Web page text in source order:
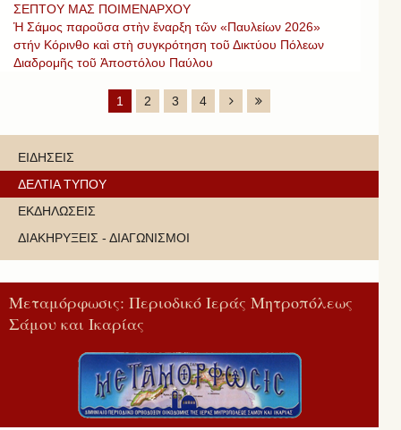
ΣΕΠΤΟΥ ΜΑΣ ΠΟΙΜΕΝΑΡΧΟΥ
Ἡ Σάμος παροῦσα στὴν ἔναρξη τῶν «Παυλείων 2026»
στήν Κόρινθο καὶ στὴ συγκρότηση τοῦ Δικτύου Πόλεων
Διαδρομῆς τοῦ Ἀποστόλου Παύλου
1 2 3 4
ΕΙΔΗΣΕΙΣ
ΔΕΛΤΙΑ ΤΥΠΟΥ
ΕΚΔΗΛΩΣΕΙΣ
ΔΙΑΚΗΡΥΞΕΙΣ - ΔΙΑΓΩΝΙΣΜΟΙ
Μεταμόρφωσις: Περιοδικό Ιεράς Μητροπόλεως
Σάμου και Ικαρίας